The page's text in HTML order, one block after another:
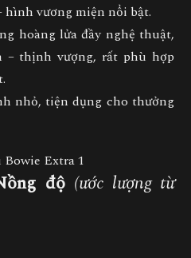
vương miện nổi bật.
hoàng lửa đầy nghệ thuật,
– thịnh vượng, rất phù hợp
nhỏ, tiện dụng cho thưởng
độ (ước lượng từ